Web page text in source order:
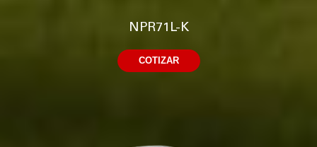
NPR71L-K
COTIZAR